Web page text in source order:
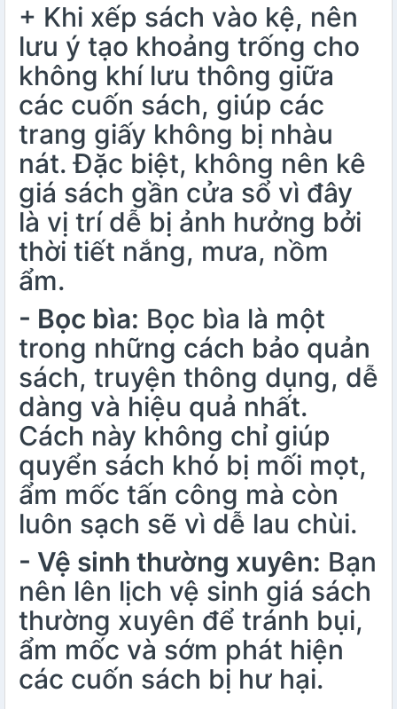
+ Khi xếp sách vào kệ, nên
lưu ý tạo khoảng trống cho
không khí lưu thông giữa
các cuốn sách, giúp các
trang giấy không bị nhàu
nát. Đặc biệt, không nên kê
giá sách gần cửa sổ vì đây
là vị trí dễ bị ảnh hưởng bởi
thời tiết nắng, mưa, nồm
ẩm.
- Bọc bìa: Bọc bìa là một
trong những cách bảo quản
sách, truyện thông dụng, dễ
dàng và hiệu quả nhất.
Cách này không chỉ giúp
quyển sách khó bị mối mọt,
ẩm mốc tấn công mà còn
luôn sạch sẽ vì dễ lau chùi.
- Vệ sinh thường xuyên: Bạn
nên lên lịch vệ sinh giá sách
thường xuyên để tránh bụi,
ẩm mốc và sớm phát hiện
các cuốn sách bị hư hại.